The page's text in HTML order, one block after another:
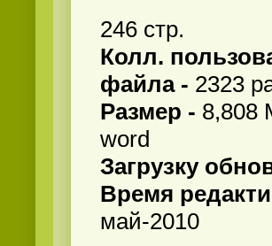
246 стр.
Колл.
файла - 2323
Размер - 8,808
word
Загрузку
Время
май-2010